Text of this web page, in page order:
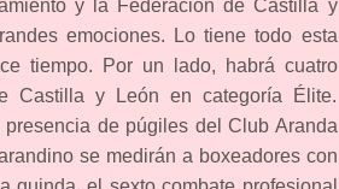
y la Federación de Castilla y
emociones. Lo tiene todo esta
tiempo. Por un lado, habrá cuatro
Castilla y León en categoría Élite.
de púgiles del Club Aranda
se medirán a boxeadores con